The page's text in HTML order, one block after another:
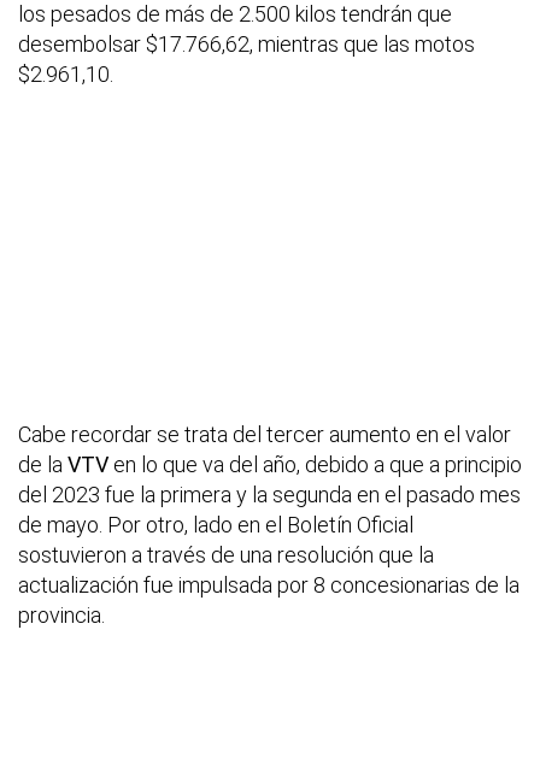
los pesados de más de 2.500 kilos tendrán que
desembolsar $17.766,62, mientras que las motos
$2.961,10.
Cabe recordar se trata del tercer aumento en el valor
de laVTV en lo que va del año, debido a que a principio
del 2023 fue la primera y la segunda en el pasado mes
de mayo. Por otro, lado en el Boletín Oficial
sostuvieron a través de una resolución que la
actualización fue impulsada por 8 concesionarias de la
provincia.